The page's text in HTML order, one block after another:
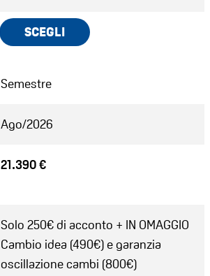
SCEGLI
Semestre
Ago/2026
21.390 €
Solo 250€ di acconto + IN OMAGGIO
Cambio idea (490€) e garanzia
oscillazione cambi (800€)